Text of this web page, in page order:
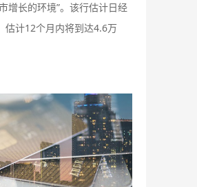
增长的环境”。该行估计日经
估计12个月内将到达4.6万